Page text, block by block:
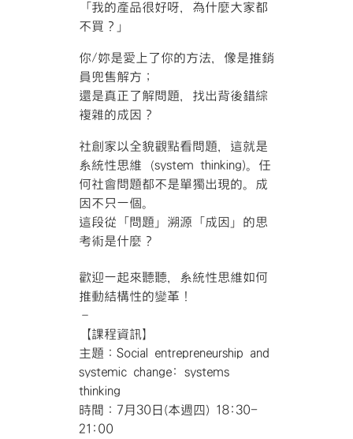
「我的產品很好呀，為什麼大家都
不買？」
你/妳是愛上了你的方法，像是推銷
員兜售解方；
還是真正了解問題，找出背後錯綜
複雜的成因？
社創家以全貌觀點看問題，這就是
系統性思維（system thinking)。任
何社會問題都不是單獨出現的。成
因不只一個。
這段從「問題」溯源「成因」的思
考術是什麼？
歡迎一起來聽聽，系統性思維如何
推動結構性的變革！
–
【課程資訊】
主題：Social entrepreneurship and
systemic change: systems
thinking
時間：7月30日(本週四) 18:30-
21:00